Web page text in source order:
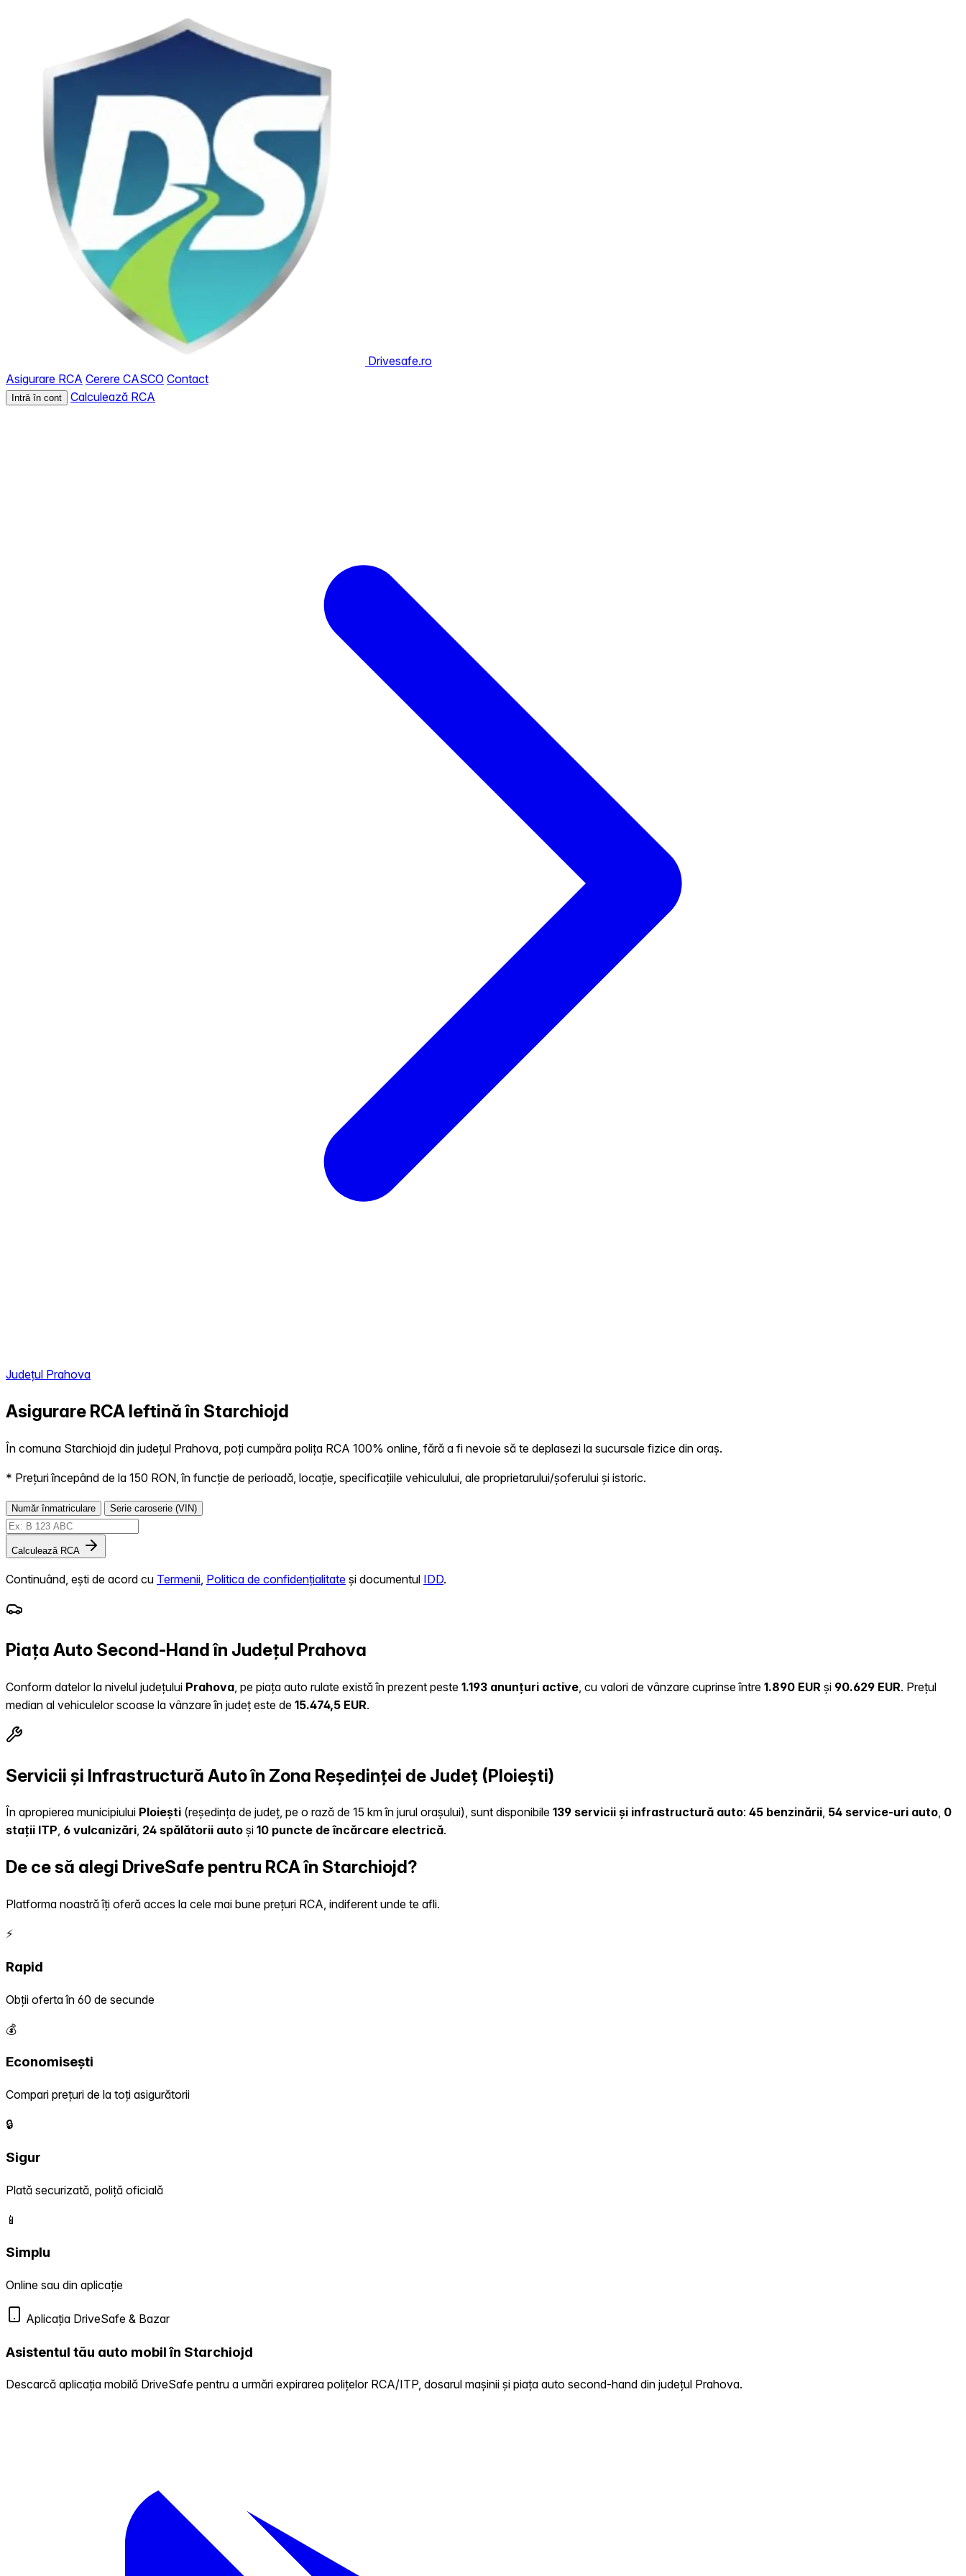
Drivesafe.ro
Asigurare RCA Cerere CASCO Contact
Intră în cont Calculează RCA
Județul Prahova
Asigurare RCA Ieftină în Starchiojd
În comuna Starchiojd din județul Prahova, poți cumpăra polița RCA 100% online, fără a fi nevoie să te deplasezi la sucursale fizice din oraș.
* Prețuri începând de la 150 RON, în funcție de perioadă, locație, specificațiile vehiculului, ale proprietarului/șoferului și istoric.
Număr înmatriculare Serie caroserie (VIN)
Calculează RCA
Continuând, ești de acord cu Termenii Politica de confidențialitate și documentul IDD.
Piața Auto Second-Hand în Județul Prahova
Conform datelor la nivelul județului Prahova , pe piața auto rulate există în prezent peste 1.193 anunțuri active , cu valori de vânzare cuprinse între 1.890 EUR și 90.629 EUR. Prețul
median al vehiculelor scoase la vânzare în județ este de 15.474,5 EUR.
Servicii și Infrastructură Auto în Zona Reședinței de Județ (Ploiești)
În apropierea municipiului Ploiești (reședința de județ, pe o rază de 15 km în jurul orașului), sunt disponibile 139 servicii și infrastructură auto: 45 benzinării, 54 service-uri auto, 0
stații ITP, 6 vulcanizări, 24 spălătorii auto și 10 puncte de încărcare electrică.
De ce să alegi DriveSafe pentru RCA în Starchiojd?
Platforma noastră îți oferă acces la cele mai bune prețuri RCA, indiferent unde te afli.
⚡
Rapid
Obții oferta în 60 de secunde
💰
Economisești
Compari prețuri de la toți asigurătorii
🔒
Sigur
Plată securizată, poliță oficială
📱
Simplu
Online sau din aplicație
Aplicația DriveSafe & Bazar
Asistentul tău auto mobil în Starchiojd
Descarcă aplicația mobilă DriveSafe pentru a urmări expirarea polițelor RCA/ITP, dosarul mașinii și piața auto second-hand din județul Prahova.